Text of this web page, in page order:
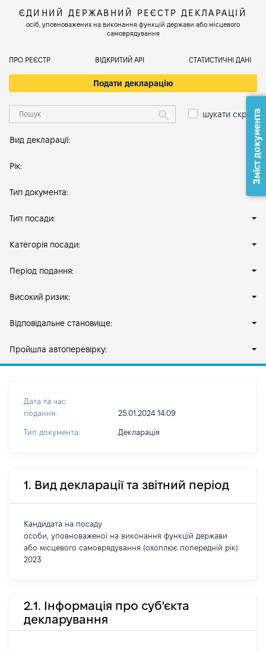
ЄДИНИЙ ДЕРЖАВНИЙ РЕЄСТР ДЕКЛАРАЦІЙ
осіб, уповноважених на виконання функцій держави або місцевого
самоврядування
ПРО РЕЄСТР ВІДКРИТИЙ АРІ СТАТИСТИЧНІ ДАНІ
Подати декларацію
шукати скрізь
Вид декларації:
Рік:
Тип документа:
Тип посади:
Категорія посади:
Період подання:
Високий ризик:
Відповідальне становище:
Пройшла автоперевірку:
Дата та час
подання:
25.01.2024 14:09
Тип документа: Декларація
1. Вид декларації та звітний період
Кандидата на посаду
особи, уповноваженої на виконання функцій держави
або місцевого самоврядування (охоплює попередній рік)
2023
2.1. Інформація про суб'єкта
декларування
Зміст документа